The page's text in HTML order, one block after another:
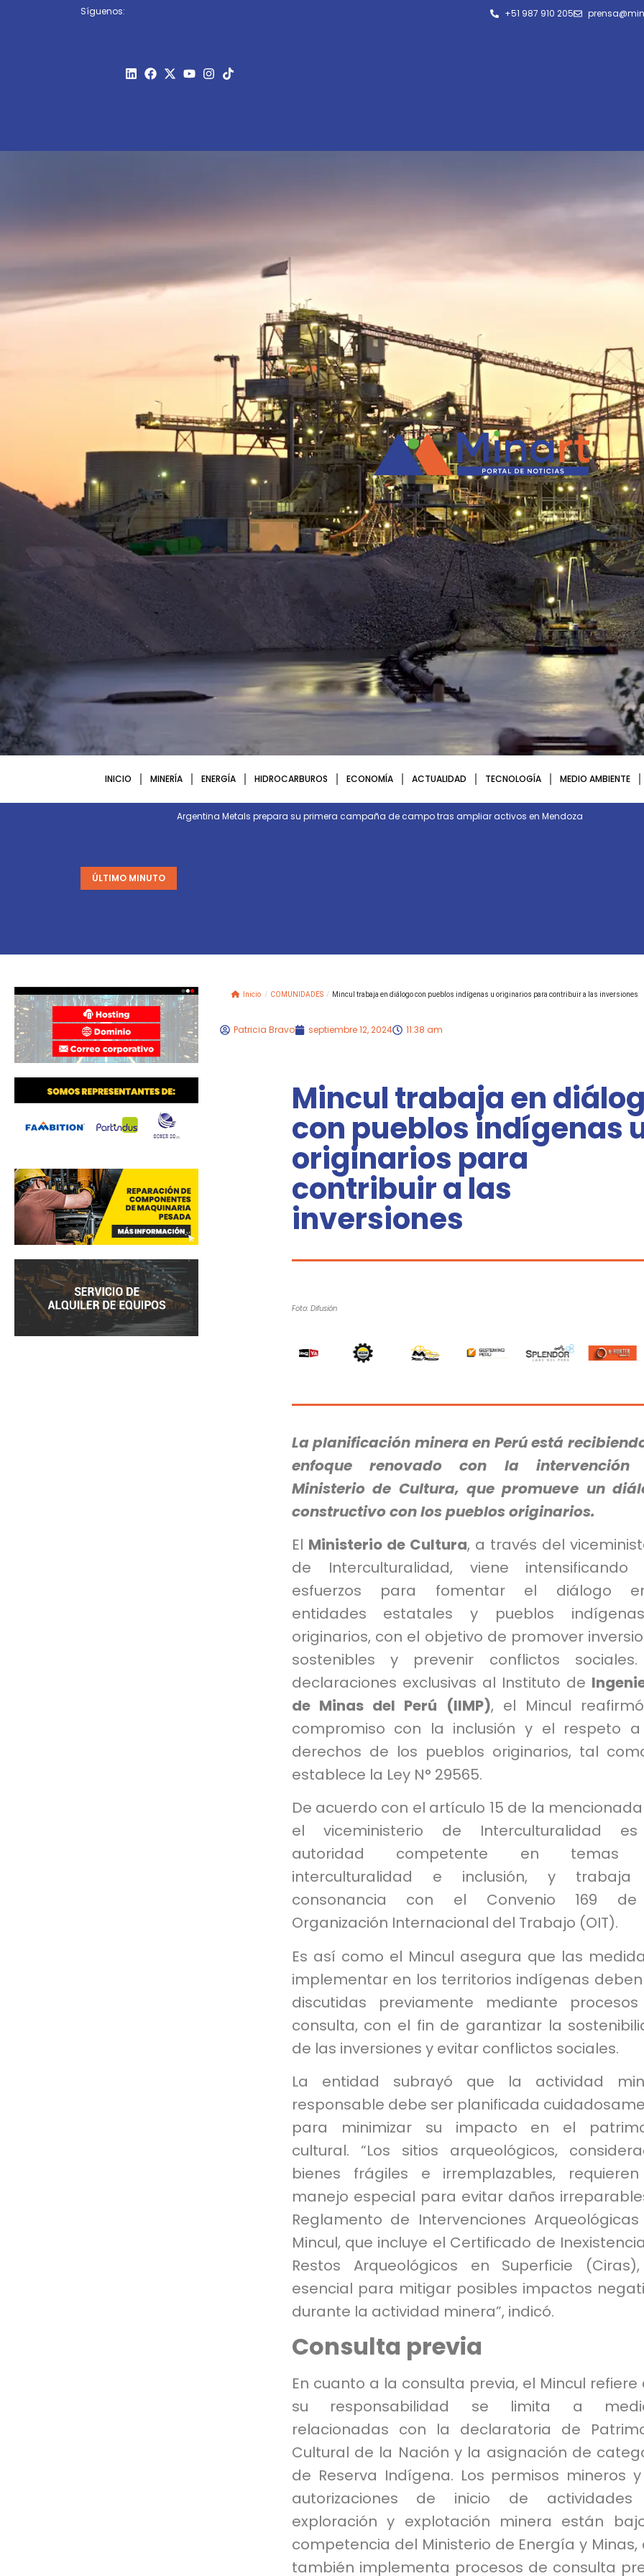
Síguenos: +51 987 910 205
INICIO MINERÍA ENERGÍA HIDROCARBUROS ECONOMÍA ACTUALIDAD TECNOLOGÍA MEDIO AMBIENTE
ÚLTIMO MINUTO
Argentina Metals prepara su primera campaña de campo tras ampliar activos en Mendoza
Inicio / COMUNIDADES / Mincul trabaja en diálogo con pueblos indígenas u originarios para contribuir a las inversiones
Patricia Bravo septiembre 12, 2024 11:38 am
Mincul trabaja en
con pueblos indígenas
originarios para
contribuir a las
inversiones
Foto: Difusión
La planificación minera en Perú está
enfoque renovado con la intervención
Ministerio de Cultura, que promueve un
constructivo con los pueblos originarios.
El Ministerio de Cultura, a través del
de Interculturalidad, viene intensificando
esfuerzos para fomentar el diálogo
entidades estatales y pueblos
originarios, con el objetivo de promover
sostenibles y prevenir conflictos
declaraciones exclusivas al Instituto de
de Minas del Perú (IIMP), el Mincul
compromiso con la inclusión y el respeto
derechos de los pueblos originarios, tal
establece la Ley N° 29565.
De acuerdo con el artículo 15 de la mencionada
el viceministerio de Interculturalidad
autoridad competente en temas
interculturalidad e inclusión, y trabaja
consonancia con el Convenio 169
Organización Internacional del Trabajo (OIT).
Es así como el Mincul asegura que las
implementar en los territorios indígenas
discutidas previamente mediante
consulta, con el fin de garantizar la
de las inversiones y evitar conflictos sociales.
La entidad subrayó que la actividad
responsable debe ser planificada
para minimizar su impacto en el
cultural. “Los sitios arqueológicos,
bienes frágiles e irremplazables,
manejo especial para evitar daños
Reglamento de Intervenciones
Mincul, que incluye el Certificado de
Restos Arqueológicos en Superficie
esencial para mitigar posibles impactos
durante la actividad minera”, indicó.
Consulta previa
En cuanto a la consulta previa, el Mincul refiere
su responsabilidad se limita a
relacionadas con la declaratoria de
Cultural de la Nación y la asignación de
de Reserva Indígena. Los permisos mineros
autorizaciones de inicio de
exploración y explotación minera están
competencia del Ministerio de Energía y Minas,
también implementa procesos de consulta